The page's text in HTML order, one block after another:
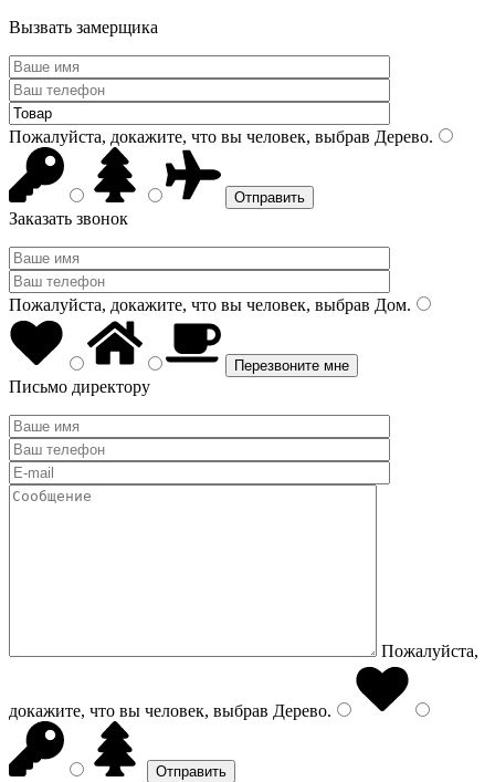
Вызвать замерщика
Пожалуйста, докажите, что вы человек, выбрав Дерево.
Заказать звонок
Пожалуйста, докажите, что вы человек, выбрав Дом.
Письмо директору
Пожалуйста,
докажите, что вы человек, выбрав Дерево.